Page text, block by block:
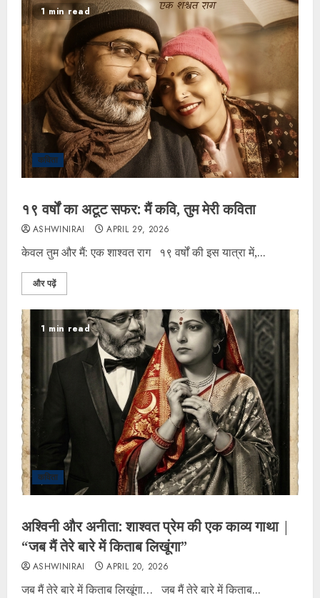
1 min read
कविता
१९ वर्षों का अटूट सफर: मैं कवि, तुम मेरी कविता
ASHWINIRAI APRIL 29, 2026
केवल तुम और मैं: एक शाश्वत राग १९ वर्षों की इस यात्रा में,...
और पढ़ें
1 min read
कविता
अश्विनी और अनीता: शाश्वत प्रेम की एक काव्य गाथा |
“जब मैं तेरे बारे में किताब लिखूंगा”
ASHWINIRAI APRIL 20, 2026
जब मैं तेरे बारे में किताब लिखूंगा… जब मैं तेरे बारे में किताब...